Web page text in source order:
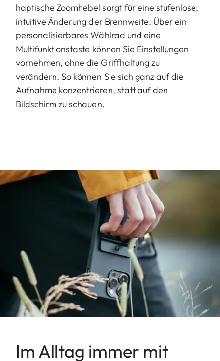
haptische Zoomhebel sorgt für eine stufenlose,
intuitive Änderung der Brennweite. Über ein
personalisierbares Wählrad und eine
Multifunktionstaste können Sie Einstellungen
vornehmen, ohne die Griffhaltung zu
verändern. So können Sie sich ganz auf die
Aufnahme konzentrieren, statt auf den
Bildschirm zu schauen.
Im Alltag immer mit